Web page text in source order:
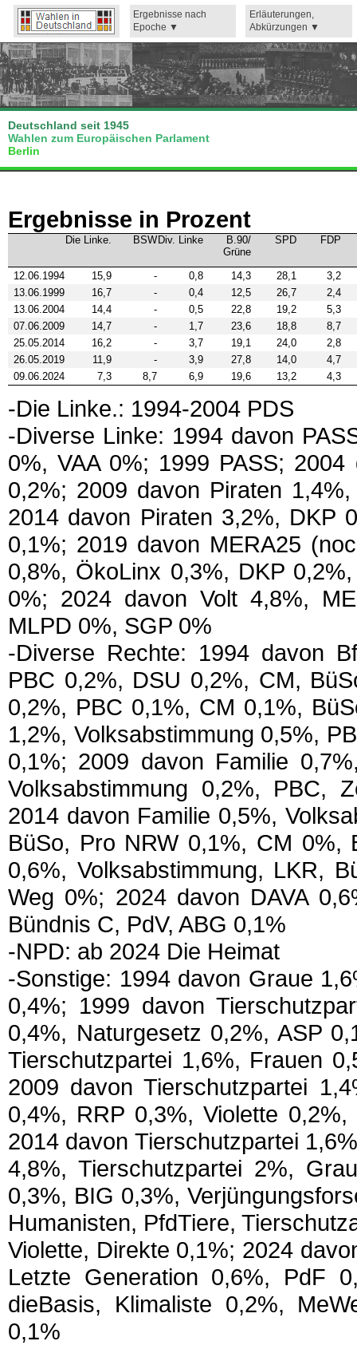
Ergebnisse nach
Epoche
Erläuterungen,
Abkürzungen
Deutschland seit 1945
Wahlen zum Europäischen Parlament
Berlin
Ergebnisse in Prozent
Die Linke. BSW Div. Linke
B.90/
Grüne
SPD FDP
12.06.1994 15,9 - 0,8 14,3 28,1
3,2
13.06.1999
16,7 - 0,4 12,5 26,7
2,4
13.06.2004
14,4 - 0,5 22,8 19,2
5,3
07.06.2009
14,7 - 1,7 23,6 18,8
8,7
25.05.2014
16,2 - 3,7 19,1 24,0
2,8
26.05.2019
11,9 - 3,9 27,8 14,0
4,7
09.06.2024
7,3 8,7 6,9 19,6 13,2 4,3
-Die Linke.: 1994-2004 PDS
-Diverse Linke: 1994 davon
0%, VAA 0%; 1999 PASS;
0,2%; 2009 davon Piraten
2014 davon Piraten 3,2%, DKP
0,1%; 2019 davon MERA25
0,8%, ÖkoLinx 0,3%, DKP
0%; 2024 davon Volt 4,8%,
MLPD 0%, SGP 0%
-Diverse Rechte: 1994 davon
PBC 0,2%, DSU 0,2%, CM,
0,2%, PBC 0,1%, CM 0,1%,
1,2%, Volksabstimmung 0,5%,
0,1%; 2009 davon Familie
Volksabstimmung 0,2%, PBC,
2014 davon Familie 0,5%,
BüSo, Pro NRW 0,1%, CM 0%,
0,6%, Volksabstimmung, LKR,
Weg 0%; 2024 davon DAVA
Bündnis C, PdV, ABG 0,1%
-NPD: ab 2024 Die Heimat
-Sonstige: 1994 davon Graue
0,4%; 1999 davon
0,4%, Naturgesetz 0,2%, ASP
Tierschutzpartei 1,6%, Frauen
2009 davon Tierschutzpartei
0,4%, RRP 0,3%, Violette
2014 davon Tierschutzpartei
4,8%, Tierschutzpartei 2%,
0,3%, BIG 0,3%,
Humanisten, PfdTiere,
Violette, Direkte 0,1%; 2024
Letzte Generation 0,6%, PdF
dieBasis, Klimaliste 0,2%,
0,1%